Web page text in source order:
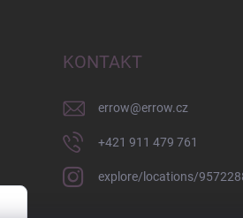
KONTAKT
errow@errow.cz
+421 911 479 761
explore/locations/